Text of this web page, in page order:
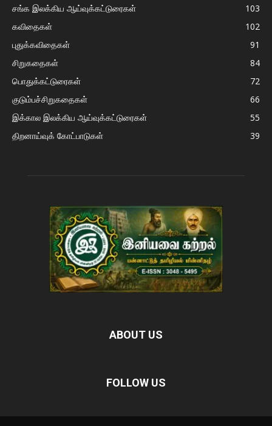
சங்க இலக்கிய ஆய்வுக்கட்டுரைகள்
103
கவிதைகள்
102
புதுக்கவிதைகள்
91
சிறுகதைகள்
84
பொதுக்கட்டுரைகள்
72
குடும்பச்சிறுகதைகள்
66
இக்கால இலக்கிய ஆய்வுக்கட்டுரைகள்
55
திறனாய்வுக் கோட்பாடுகள்
39
ABOUT US
FOLLOW US